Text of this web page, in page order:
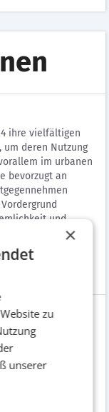
ihre vielfältigen
um deren Nutzung
im urbanen
bevorzugt an
und
es im Haus
07.10. –
umgesetzt,
TV
Für Plakat
auch ein
an
×
zu
unserer